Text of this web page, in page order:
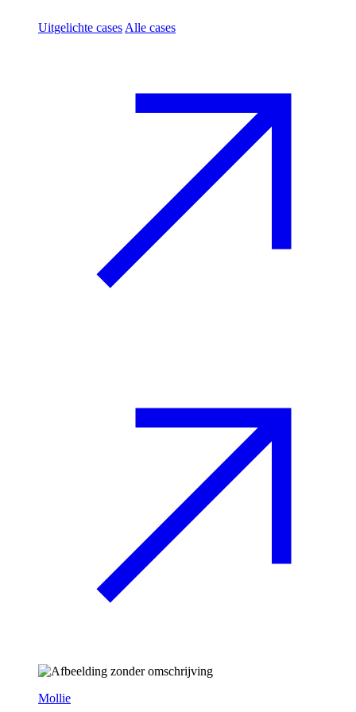
Uitgelichte cases Alle cases
Mollie